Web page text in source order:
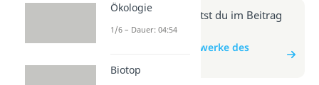
Weitere Infos erhältst du im Beitrag
zum Video
zum Beitrag: Stockwerke des
Ökologie
1/6 – Dauer: 04:54
Biotop